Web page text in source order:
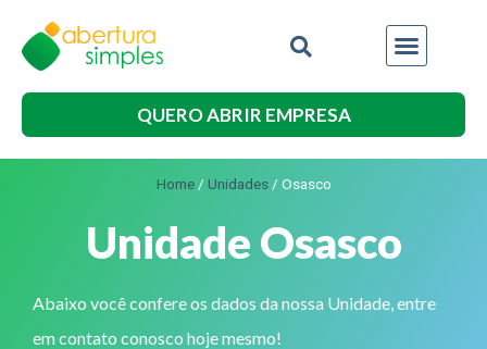
QUERO ABRIR EMPRESA
Home/ Unidades/ Osasco
Unidade Osasco
Abaixo você confere os dados da nossa Unidade, entre
em contato conosco hoje mesmo!